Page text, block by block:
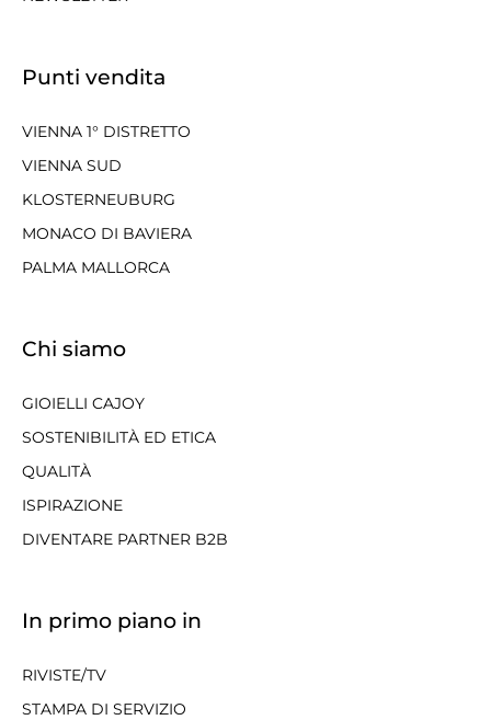
Punti vendita
VIENNA 1° DISTRETTO
VIENNA SUD
KLOSTERNEUBURG
MONACO DI BAVIERA
PALMA MALLORCA
Chi siamo
GIOIELLI CAJOY
SOSTENIBILITÀ ED ETICA
QUALITÀ
ISPIRAZIONE
DIVENTARE PARTNER B2B
In primo piano in
RIVISTE/TV
STAMPA DI SERVIZIO